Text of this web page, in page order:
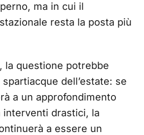
ma in cui il
resta la posta più
la questione potrebbe
dell’estate: se
a un approfondimento
interventi drastici, la
a essere un